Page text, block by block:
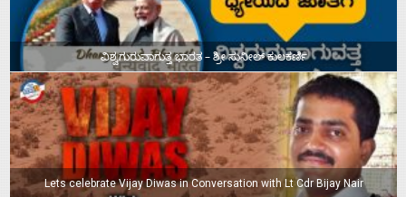
ವಿಶ್ವಗುರುವಾಗುತ್ತ ಭಾರತ – ಶ್ರೀ ಸುನೀಲ್‌ ಕುಲಕರ್ಣಿ
Lets celebrate Vijay Diwas in Conversation with Lt Cdr Bijay Nair